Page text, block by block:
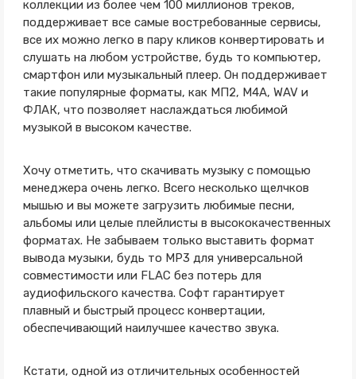
коллекции из более чем 100 миллионов треков,
поддерживает все самые востребованные сервисы,
все их можно легко в пару кликов конвертировать и
слушать на любом устройстве, будь то компьютер,
смартфон или музыкальный плеер. Он поддерживает
такие популярные форматы, как МП2, М4А, WAV и
ФЛАК, что позволяет наслаждаться любимой
музыкой в высоком качестве.
Хочу отметить, что скачивать музыку с помощью
менеджера очень легко. Всего несколько щелчков
мышью и вы можете загрузить любимые песни,
альбомы или целые плейлисты в высококачественных
форматах. Не забываем только выставить формат
вывода музыки, будь то MP3 для универсальной
совместимости или FLAC без потерь для
аудиофильского качества. Софт гарантирует
плавный и быстрый процесс конвертации,
обеспечивающий наилучшее качество звука.
Кстати, одной из отличительных особенностей